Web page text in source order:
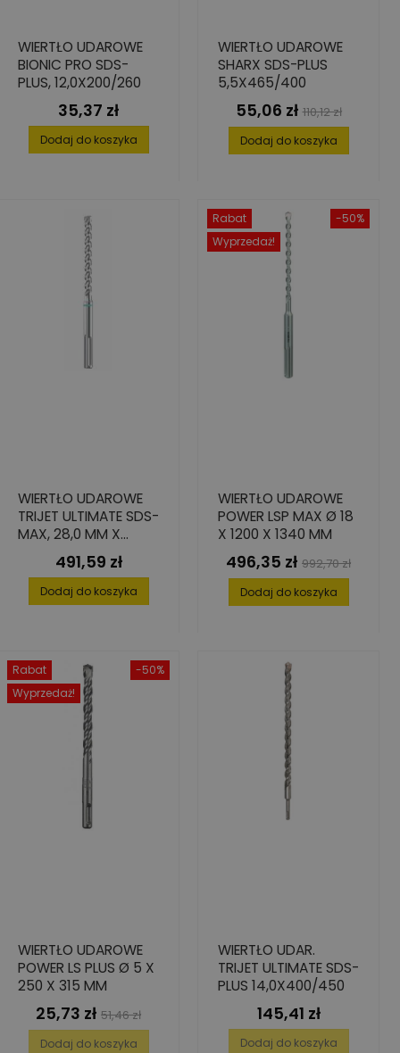
WIERTŁO UDAROWE
BIONIC PRO SDS-
PLUS, 12,0X200/260
Cena
35,37 zł
Dodaj do koszyka
WIERTŁO UDAROWE
SHARX SDS-PLUS
5,5X465/400
Cena
55,06 zł Cena
podstawowa
110,12 zł
Dodaj do koszyka
WIERTŁO UDAROWE
TRIJET ULTIMATE SDS-
MAX, 28,0 MM X
600/720 MM
Cena
491,59 zł
Dodaj do koszyka
-50%
Rabat
Wyprzedaż!
WIERTŁO UDAROWE
POWER LSP MAX Ø 18
X 1200 X 1340 MM
Cena
496,35 zł Cena
podstawowa
992,70 zł
Dodaj do koszyka
-50%
Rabat
Wyprzedaż!
WIERTŁO UDAROWE
POWER LS PLUS Ø 5 X
250 X 315 MM
Cena
25,73 zł Cena
podstawowa
51,46 zł
Dodaj do koszyka
WIERTŁO UDAR.
TRIJET ULTIMATE SDS-
PLUS 14,0X400/450
Cena
145,41 zł
Dodaj do koszyka